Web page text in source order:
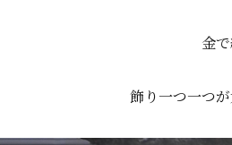
金
飾り一つ一つ